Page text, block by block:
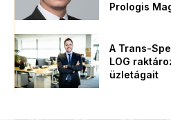
Prologis
A Trans-
LOG
üzletágait